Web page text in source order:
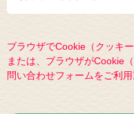
ブラウザでCookie（クッキ
または、ブラウザがCookie
問い合わせフォームをご利用